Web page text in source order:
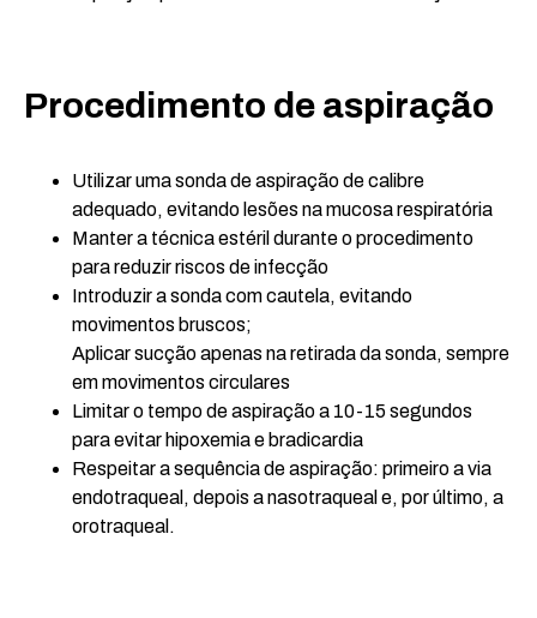
Procedimento de aspiração
Utilizar uma sonda de aspiração de calibre
adequado, evitando lesões na mucosa respiratória
Manter a técnica estéril durante o procedimento
para reduzir riscos de infecção
Introduzir a sonda com cautela, evitando
movimentos bruscos;
Aplicar sucção apenas na retirada da sonda, sempre
em movimentos circulares
Limitar o tempo de aspiração a 10-15 segundos
para evitar hipoxemia e bradicardia
Respeitar a sequência de aspiração: primeiro a via
endotraqueal, depois a nasotraqueal e, por último, a
orotraqueal.